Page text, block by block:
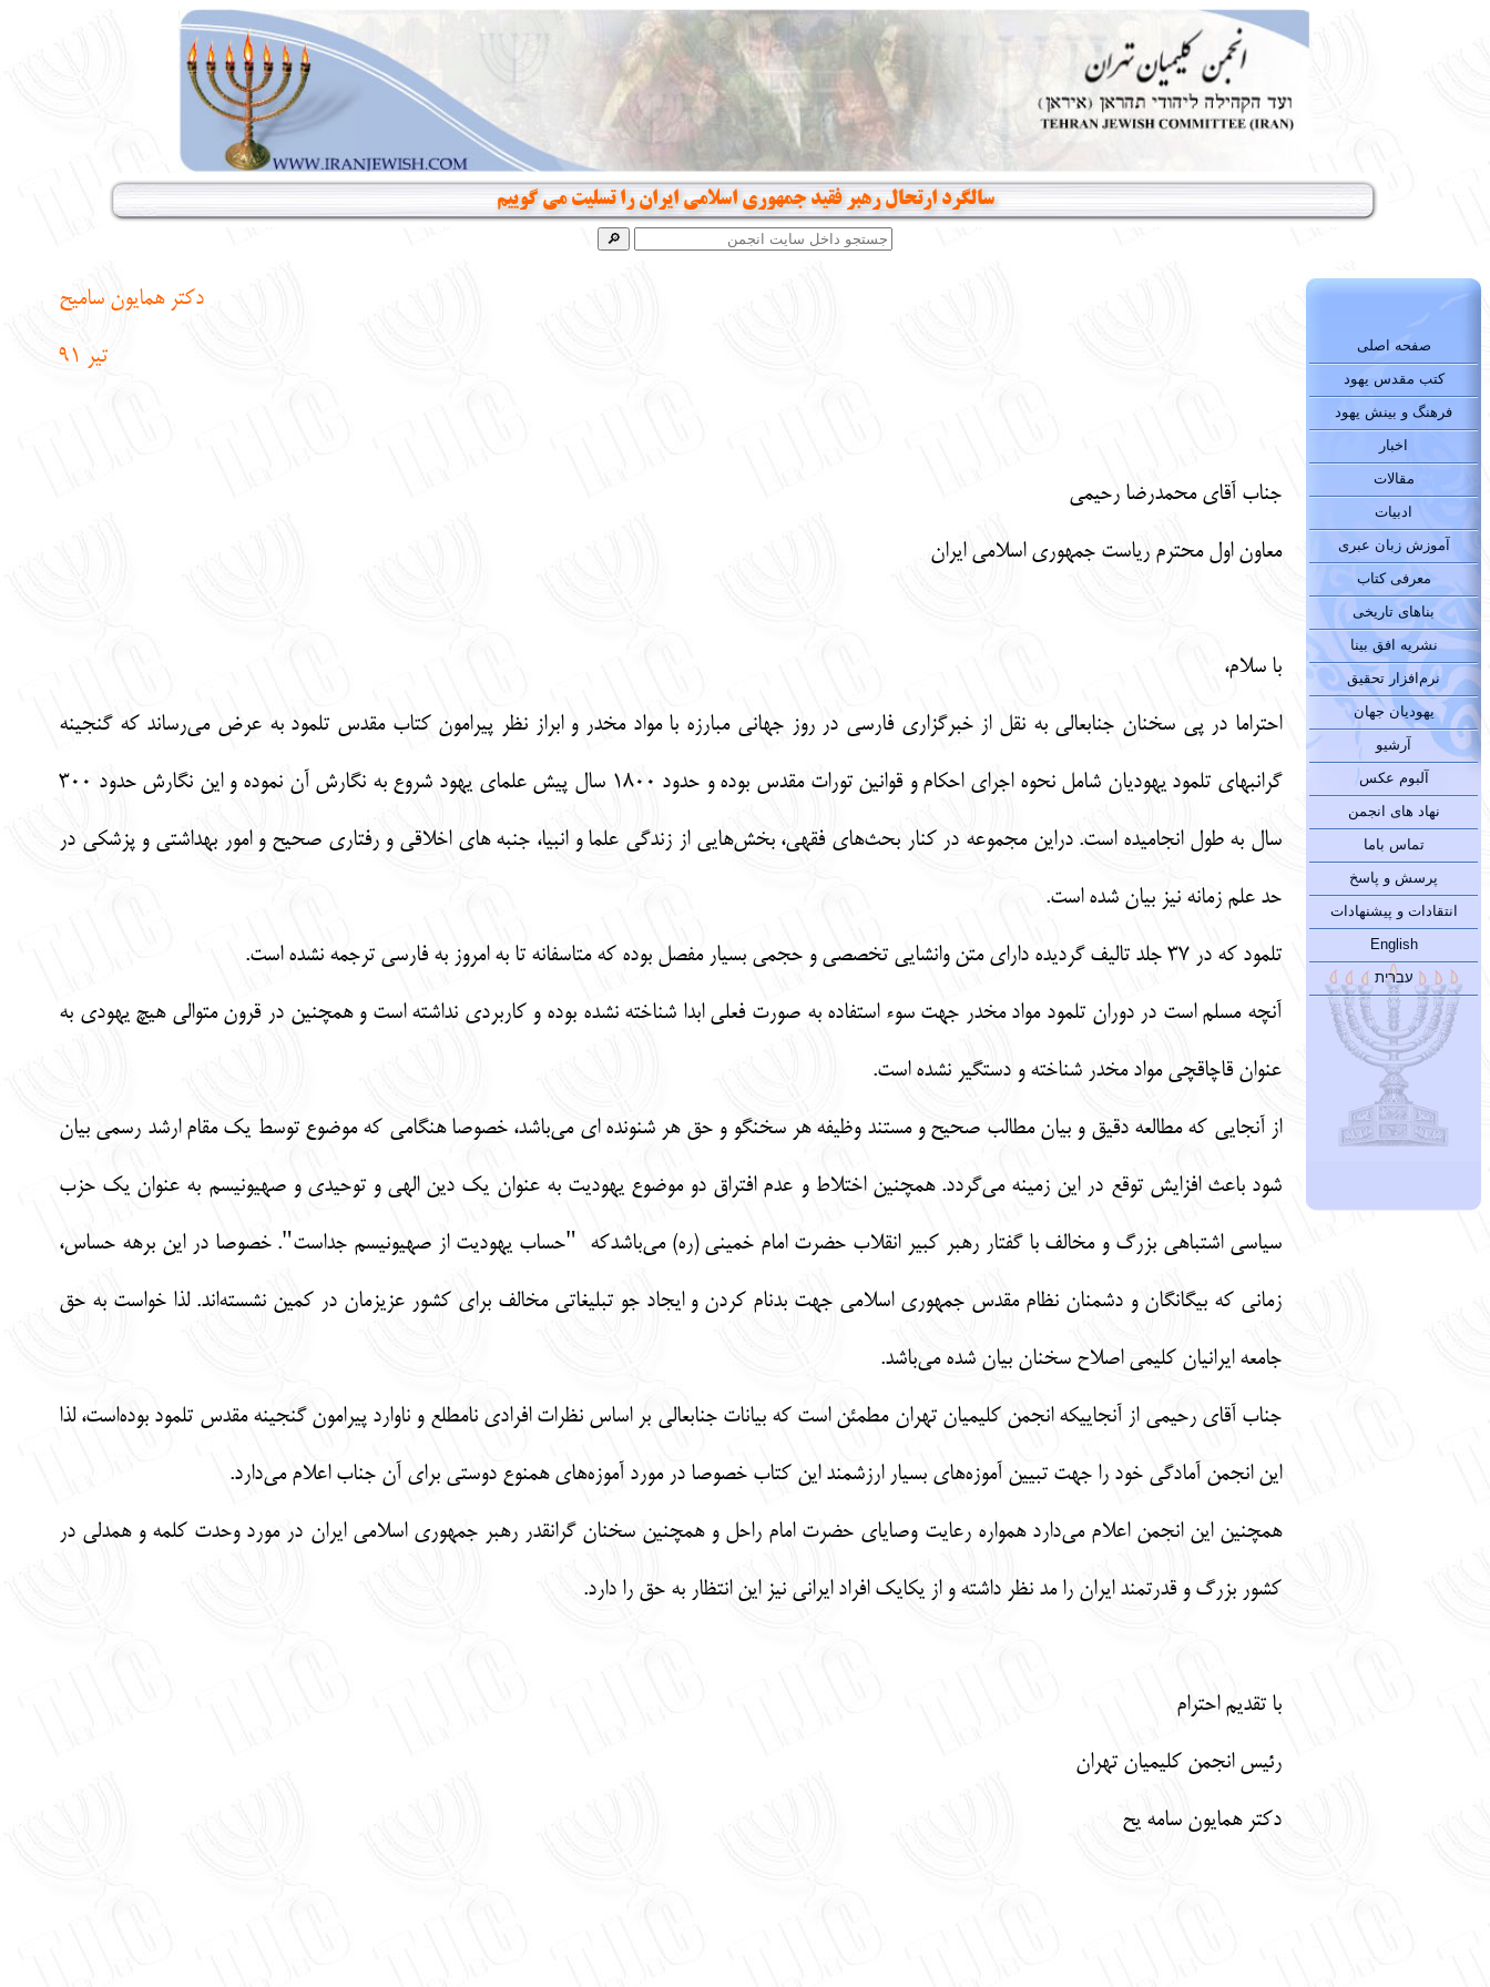
سالگرد ارتحال رهبر فقید جمهوری اسلامی ایران را تسلیت می گوییم
صفحه اصلی
کتب مقدس یهود
فرهنگ و بینش یهود
اخبار
مقالات
ادبیات
آموزش زبان عبری
معرفی کتاب
بناهای تاریخی
نشریه افق بینا
نرم‌افزار تحقیق
یهودیان جهان
آرشیو
آلبوم عکس
نهاد های انجمن
تماس باما
پرسش و پاسخ
انتقادات و پیشنهادات
English
עברית
دکتر همایون سامیح
تیر
جناب آقای محمدرضا رحیمی
معاون اول محترم ریاست جمهوری اسلامی ایران
با سلام،
احتراما در پی سخنان جنابعالی به نقل از خبرگزاری فارسی در روز جهانی مبارزه با مواد مخدر و ابراز نظر پیرامون کتاب مقدس تلمود به‌ عرض می‌رساند که گنجینه
گرانبهای تلمود یهودیان شامل نحوه اجرای احکام و قوانین تورات مقدس بوده و حدود 1800 سال پیش علمای یهود شروع به نگارش آن نموده و این نگارش حدود 300
سال به طول انجامیده است. دراین مجموعه در کنار بحث‌های فقهی، بخش‌هایی از زندگی علما و انبیا، جنبه های اخلاقی و رفتاری صحیح و امور بهداشتی و پزشکی در
حد علم زمانه نیز بیان شده است.
تلمود که در 37 جلد تالیف گردیده دارای متن وانشایی تخصصی و حجمی بسیار مفصل بوده که متاسفانه تا به امروز به فارسی ترجمه نشده است.
آنچه مسلم است در دوران تلمود مواد مخدر جهت سوء استفاده به صورت فعلی ابدا شناخته نشده بوده و کاربردی نداشته است و همچنین در قرون متوالی هیچ یهودی به
عنوان قاچاقچی مواد مخدر شناخته و دستگیر نشده است.
از آنجایی که مطالعه دقیق و بیان مطالب صحیح و مستند وظیفه هر سخنگو و حق هر شنونده ای می‌باشد، خصوصا هنگامی که موضوع توسط یک مقام ارشد رسمی بیان
شود باعث افزایش توقع در این زمینه می‌گردد. همچنین اختلاط و عدم افتراق دو موضوع یهودیت به عنوان یک دین الهی و توحیدی و صهیونیسم به عنوان یک حزب
سیاسی اشتباهی بزرگ و مخالف با گفتار رهبر کبیر انقلاب حضرت امام خمینی (ره) می‌باشدکه "حساب یهودیت از صهیونیسم جداست". خصوصا در این برهه حساس،
زمانی که بیگانگان و دشمنان نظام مقدس جمهوری اسلامی جهت بدنام کردن و ایجاد جو تبلیغاتی مخالف برای کشور عزیزمان در کمین نشسته‌اند. لذا خواست به حق
جامعه ایرانیان کلیمی اصلاح سخنان بیان شده می‌باشد.
جناب آقای رحیمی از آنجاییکه انجمن کلیمیان تهران مطمئن است که بیانات جنابعالی بر اساس نظرات افرادی نامطلع و ناوارد پیرامون گنجینه مقدس تلمود بوده‌است، لذا
این انجمن آمادگی خود را جهت تبیین آموزه‌های بسیار ارزشمند این کتاب خصوصا در مورد آموزه‌های همنوع دوستی برای آن جناب اعلام می‌دارد.
همچنین این انجمن اعلام می‌دارد همواره رعایت وصایای حضرت امام راحل و همچنین سخنان گرانقدر رهبر جمهوری اسلامی ایران در مورد وحدت کلمه و همدلی در
کشور بزرگ و قدرتمند ایران را مد نظر داشته و از یکایک افراد ایرانی نیز این انتظار به حق را دارد.
با تقدیم احترام
رئیس انجمن کلیمیان تهران
دکتر همایون سامه یح